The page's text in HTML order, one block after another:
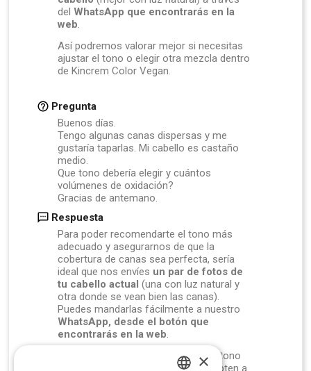
del WhatsApp que encontrarás en la
web.
Asípodremos valorar mejor si necesitas
ajustar el tono o elegir otra mezcla dentro
de Kincrem Color Vegan.
Pregunta
Buenos días.
Tengo algunas canas dispersas y me
gustaría taparlas. Mi cabello es castaño
medio.
Que tono debería elegir y cuántos
volúmenes de oxidación?
Gracias de antemano.
Respuesta
Para poder recomendarte el tono más
adecuado y asegurarnos de que la
cobertura de canas sea perfecta, sería
ideal que nos envíes un par defotos de
tu cabello actual (una con luz natural y
otra donde se vean bien las canas).
Puedes mandarlas fácilmente a nuestro
WhatsApp, desde el botón que
encontrarás en la web.
aconsejartetanto
tono
mejorseadapten a
×